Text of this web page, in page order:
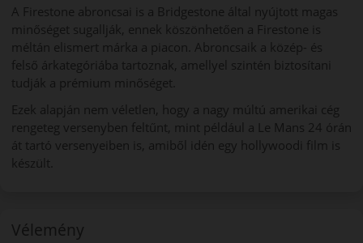
A Firestone abroncsai is a Bridgestone által nyújtott magas
minőséget sugallják, ennek köszönhetően a Firestone is
méltán elismert márka a piacon. Abroncsaik a közép- és
felső árkategóriába tartoznak, amellyel szintén biztosítani
tudják a prémium minőséget.
Ezek alapján nem véletlen, hogy a nagy múltú amerikai cég
rengeteg versenyben feltűnt, mint például a Le Mans 24 órán
át tartó versenyeiben is, amiből idén egy hollywoodi film is
készült.
Vélemény